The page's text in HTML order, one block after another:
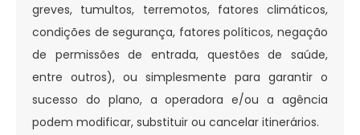
greves, tumultos, terremotos, fatores climáticos,
condições de segurança, fatores políticos, negação
de permissões de entrada, questões de saúde,
entre outros), ou simplesmente para garantir o
sucesso do plano, a operadora e/ou a agência
podem modificar, substituir ou cancelar itinerários.